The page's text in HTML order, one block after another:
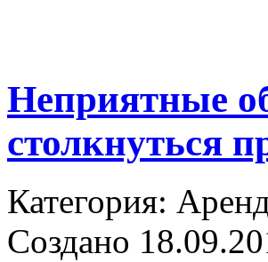
Неприятные
столкнуться
Категория:
Создано